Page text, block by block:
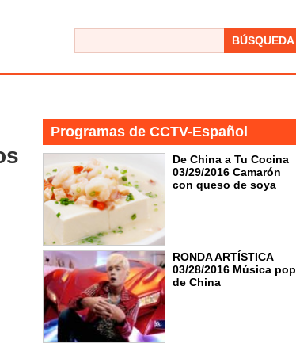
BÚSQUEDA
Programas de CCTV-Español
De China a Tu Cocina
03/29/2016 Camarón
con queso de soya
RONDA ARTÍSTICA
03/28/2016 Música pop
de China